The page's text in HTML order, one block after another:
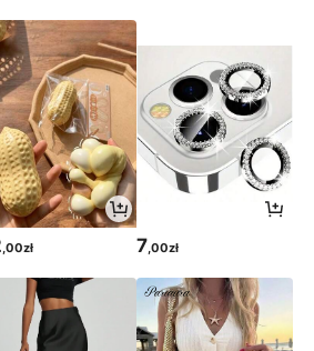
,00zł 7,00zł